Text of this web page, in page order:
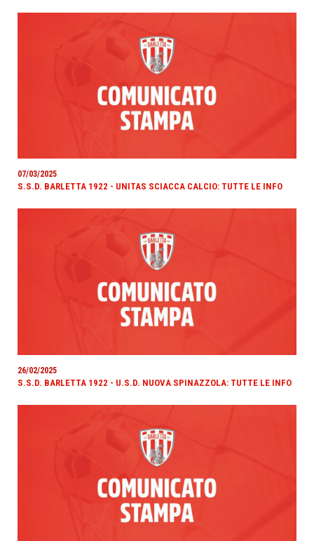
07/03/2025
S.S.D. BARLETTA 1922 - UNITAS SCIACCA CALCIO: TUTTE LE INFO
26/02/2025
S.S.D. BARLETTA 1922 - U.S.D. NUOVA SPINAZZOLA: TUTTE LE INFO